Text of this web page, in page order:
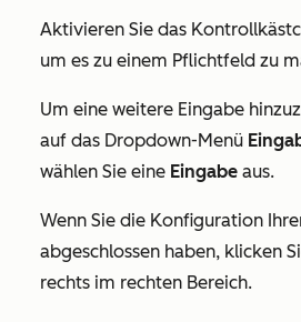
Aktivieren Sie das
um es zu einem Pflichtfeld zu
Um eine weitere Eingabe
auf das Dropdown-Menü
wählen Sie eine Eingabe aus.
Wenn Sie die Konfiguration
abgeschlossen haben, klicken
rechts im rechten Bereich.